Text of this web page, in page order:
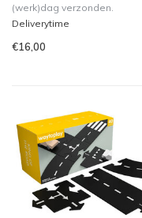
(werk)dag verzonden.
Deliverytime
€16,00